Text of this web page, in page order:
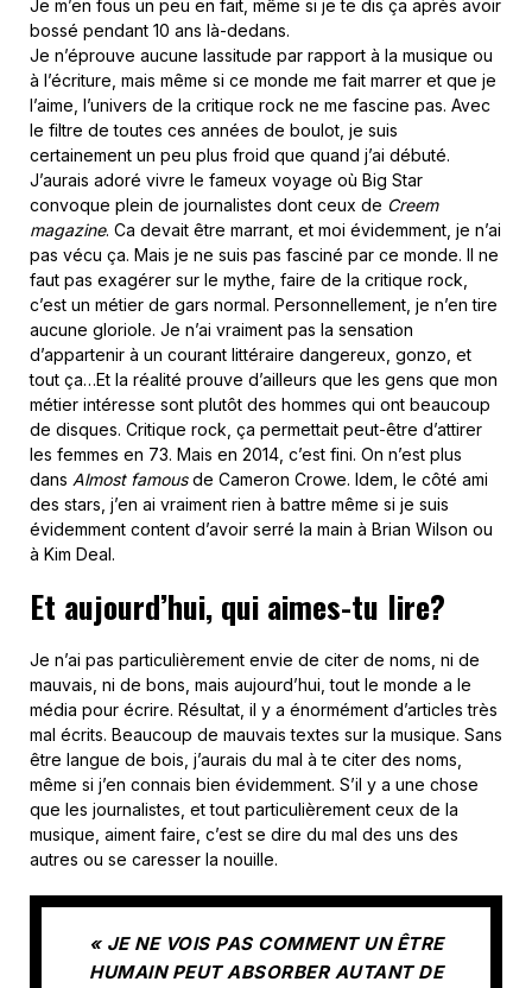
Je m’en fous un peu en fait, même si je te dis ça après avoir
bossé pendant 10 ans là-dedans.
Je n’éprouve aucune lassitude par rapport à la musique ou
à l’écriture, mais même si ce monde me fait marrer et que je
l’aime, l’univers de la critique rock ne me fascine pas. Avec
le filtre de toutes ces années de boulot, je suis
certainement un peu plus froid que quand j’ai débuté.
J’aurais adoré vivre le fameux voyage où Big Star
convoque plein de journalistes dont ceux de Creem
magazine. Ca devait être marrant, et moi évidemment, je n’ai
pas vécu ça. Mais je ne suis pas fasciné par ce monde. Il ne
faut pas exagérer sur le mythe, faire de la critique rock,
c’est un métier de gars normal. Personnellement, je n’en tire
aucune gloriole. Je n’ai vraiment pas la sensation
d’appartenir à un courant littéraire dangereux, gonzo, et
tout ça…Et la réalité prouve d’ailleurs que les gens que mon
métier intéresse sont plutôt des hommes qui ont beaucoup
de disques. Critique rock, ça permettait peut-être d’attirer
les femmes en 73. Mais en 2014, c’est fini. On n’est plus
dans Almost famousde Cameron Crowe. Idem, le côté ami
des stars, j’en ai vraiment rien à battre même si je suis
évidemment content d’avoir serré la main à Brian Wilson ou
à Kim Deal.
Et aujourd’hui, qui aimes-tu lire?
Je n’ai pas particulièrement envie de citer de noms, ni de
mauvais, ni de bons, mais aujourd’hui, tout le monde a le
média pour écrire. Résultat, il y a énormément d’articles très
mal écrits. Beaucoup de mauvais textes sur la musique. Sans
être langue de bois, j’aurais du mal à te citer des noms,
même si j’en connais bien évidemment. S’il y a une chose
que les journalistes, et tout particulièrement ceux de la
musique, aiment faire, c’est se dire du mal des uns des
autres ou se caresser la nouille.
« JE NE VOIS PAS COMMENT UN ÊTRE
HUMAIN PEUT ABSORBER AUTANT DE